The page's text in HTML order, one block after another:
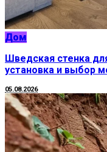
Дом
Шведская стенка
установка и выбор
05.08.2026